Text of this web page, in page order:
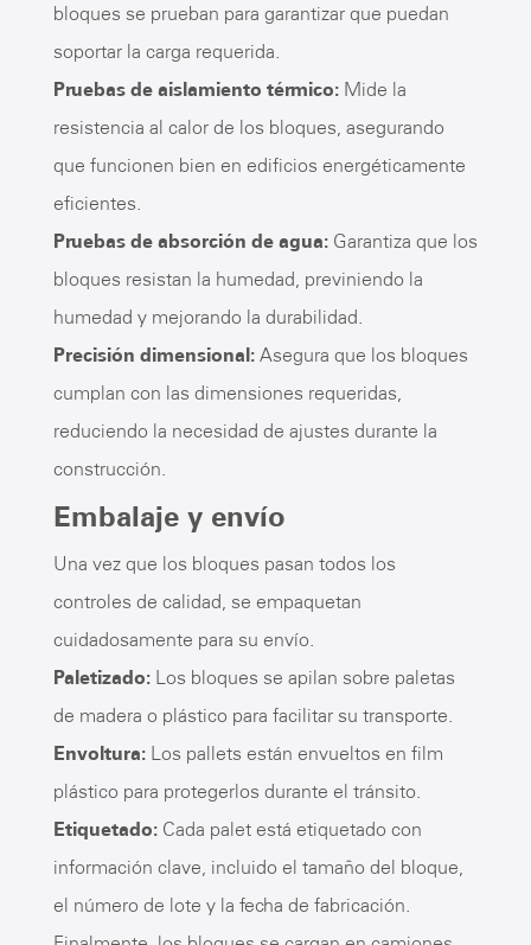
bloques se prueban para garantizar que puedan
soportar la carga requerida.
Pruebas de aislamiento térmico: Mide la
resistencia al calor de los bloques, asegurando
que funcionen bien en edificios energéticamente
eficientes.
Pruebas de absorción de agua: Garantiza que los
bloques resistan la humedad, previniendo la
humedad y mejorando la durabilidad.
Precisión dimensional: Asegura que los bloques
cumplan con las dimensiones requeridas,
reduciendo la necesidad de ajustes durante la
construcción.
Embalaje y envío
Una vez que los bloques pasan todos los
controles de calidad, se empaquetan
cuidadosamente para su envío.
Paletizado: Los bloques se apilan sobre paletas
de madera o plástico para facilitar su transporte.
Envoltura: Los pallets están envueltos en film
plástico para protegerlos durante el tránsito.
Etiquetado: Cada palet está etiquetado con
información clave, incluido el tamaño del bloque,
el número de lote y la fecha de fabricación.